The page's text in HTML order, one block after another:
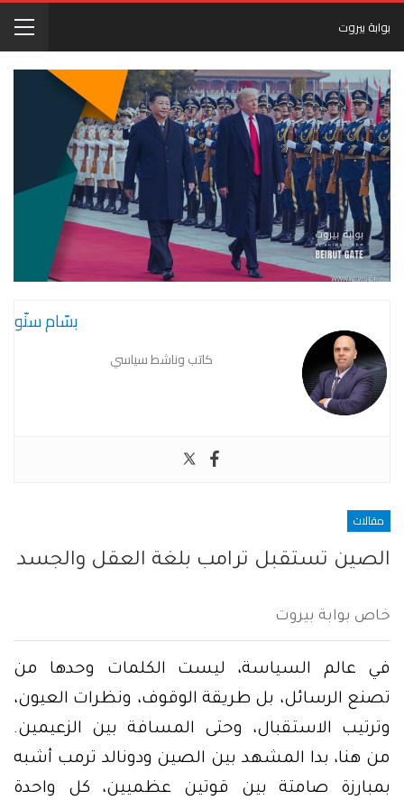
بوابة بيروت
بسّام سنّو
كاتب وناشط سياسي
مقالات
الصين تستقبل ترامب بلغة العقل والجسد
خاص بوابة بيروت
في عالم السياسة، ليست الكلمات وحدها من
تصنع الرسائل، بل طريقة الوقوف، ونظرات العيون،
وترتيب الاستقبال، وحتى المسافة بين الزعيمين.
من هنا، بدا المشهد بين الصين ودونالد ترمب أشبه
بمبارزة صامتة بين قوتين عظميين، كل واحدة